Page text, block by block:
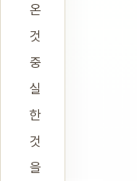
온
것
중
실
한
것
을